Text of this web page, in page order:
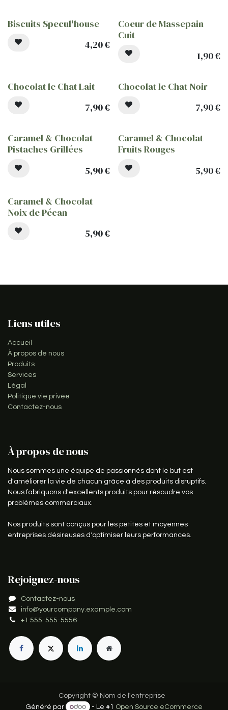
Biscuits Specul'house
4,20€
Coeur de Massepain
Cuit
1,90€
Chocolat le Chat Lait
7,90€
Chocolat le Chat Noir
7,90€
Caramel & Chocolat
Pistaches Grillées
5,90€
Caramel & Chocolat
Fruits Rouges
5,90€
Caramel & Chocolat
Noix de Pécan
5,90€
Liens utiles
Accueil
À propos de nous
Produits
Services
Légal
Politique vie privée
Contactez-nous
À propos de nous
Nous sommes une équipe de passionnés dont le but est
d'améliorer la vie de chacun grâce à des produits disruptifs.
Nous fabriquons d'excellents produits pour résoudre vos
problèmes commerciaux.
Nos produits sont conçus pour les petites et moyennes
entreprises désireuses d'optimiser leurs performances.
Rejoignez-nous
Contactez-nous
info@yourcompany.example.com
+1 555-555-5556
Copyright © Nom de l'entreprise
Généré par
- Le #1 Open Source eCommerce